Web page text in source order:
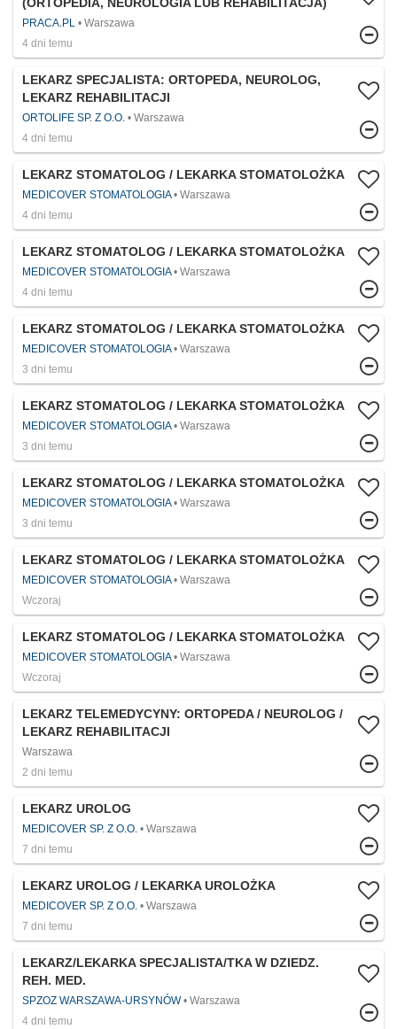
(ORTOPEDIA, NEUROLOGIA LUB REHABILITACJA)
PRACA.PL
Warszawa
4 dni temu
LEKARZ SPECJALISTA: ORTOPEDA, NEUROLOG,
LEKARZ REHABILITACJI
ORTOLIFE SP. Z O.O.
Warszawa
4 dni temu
LEKARZ STOMATOLOG / LEKARKA STOMATOLOŻKA
MEDICOVER STOMATOLOGIA
Warszawa
4 dni temu
LEKARZ STOMATOLOG / LEKARKA STOMATOLOŻKA
MEDICOVER STOMATOLOGIA
Warszawa
4 dni temu
LEKARZ STOMATOLOG / LEKARKA STOMATOLOŻKA
MEDICOVER STOMATOLOGIA
Warszawa
3 dni temu
LEKARZ STOMATOLOG / LEKARKA STOMATOLOŻKA
MEDICOVER STOMATOLOGIA
Warszawa
3 dni temu
LEKARZ STOMATOLOG / LEKARKA STOMATOLOŻKA
MEDICOVER STOMATOLOGIA
Warszawa
3 dni temu
LEKARZ STOMATOLOG / LEKARKA STOMATOLOŻKA
MEDICOVER STOMATOLOGIA
Warszawa
Wczoraj
LEKARZ STOMATOLOG / LEKARKA STOMATOLOŻKA
MEDICOVER STOMATOLOGIA
Warszawa
Wczoraj
LEKARZ TELEMEDYCYNY: ORTOPEDA / NEUROLOG /
LEKARZ REHABILITACJI
Warszawa
2 dni temu
LEKARZ UROLOG
MEDICOVER SP. Z O.O.
Warszawa
7 dni temu
LEKARZ UROLOG / LEKARKA UROLOŻKA
MEDICOVER SP. Z O.O.
Warszawa
7 dni temu
LEKARZ/LEKARKA SPECJALISTA/TKA W DZIEDZ.
REH. MED.
SPZOZ WARSZAWA-URSYNÓW
Warszawa
4 dni temu